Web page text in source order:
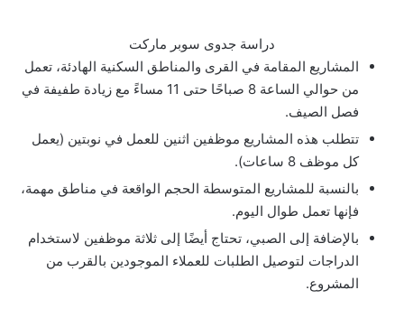
دراسة جدوى سوبر ماركت
المشاريع المقامة في القرى والمناطق السكنية الهادئة، تعمل
من حوالي الساعة 8 صباحًا حتى 11 مساءً مع زيادة طفيفة في
فصل الصيف.
تتطلب هذه المشاريع موظفين اثنين للعمل في نوبتين (يعمل
كل موظف 8 ساعات).
بالنسبة للمشاريع المتوسطة الحجم الواقعة في مناطق مهمة،
فإنها تعمل طوال اليوم.
بالإضافة إلى الصبي، تحتاج أيضًا إلى ثلاثة موظفين لاستخدام
الدراجات لتوصيل الطلبات للعملاء الموجودين بالقرب من
المشروع.